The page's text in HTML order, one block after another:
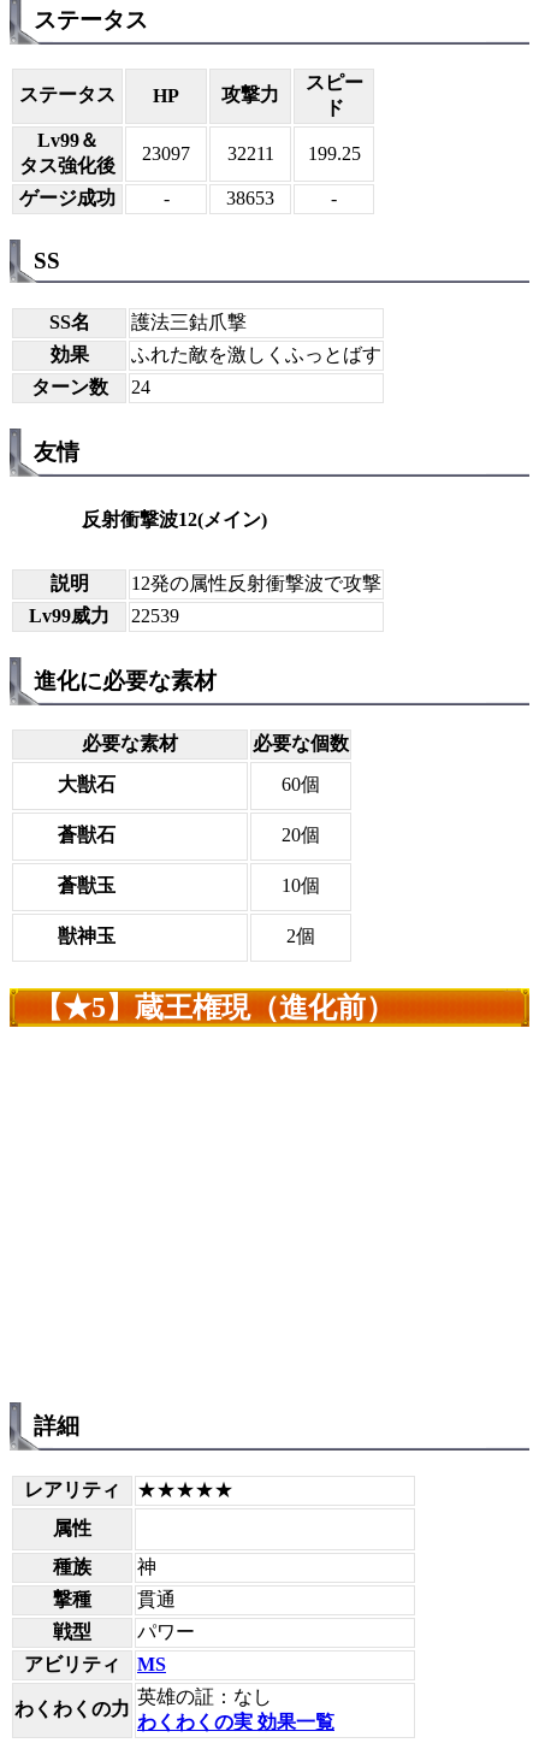
ステータス
ステータス HP 攻撃力
スピー
ド
Lv99＆
タス強化後
23097 32211 199.25
ゲージ成功 - 38653 -
SS
SS名
護法三鈷爪撃
効果
ふれた敵を激しくふっとばす
ターン数
24
友情
反射衝撃波12(メイン)
説明
12発の属性反射衝撃波で攻撃
Lv99威力
22539
進化に必要な素材
必要な素材
必要な個数
大獣石
60個
蒼獣石 20個
蒼獣玉 10個
獣神玉 2個
【★5】蔵王権現（進化前）
詳細
レアリティ
★★★★★
属性
種族
神
撃種
貫通
戦型
パワー
アビリティ
MS
わくわくの力
英雄の証：なし
わくわくの実 効果一覧